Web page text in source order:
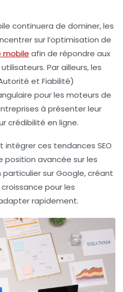
continuera de dominer, les
sur l’optimisation de
mobile afin de répondre aux
Par ailleurs, les
et Fiabilité)
pour les moteurs de
à présenter leur
crédibilité en ligne.
intégrer ces tendances SEO
avancée sur les
particulier sur Google, créant
pour les
rapidement.